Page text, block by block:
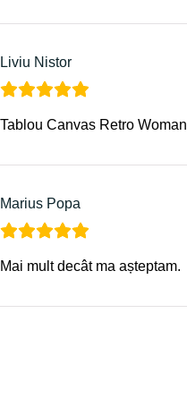
Liviu Nistor
Tablou Canvas Retro Woman
Marius Popa
Mai mult decât ma așteptam.